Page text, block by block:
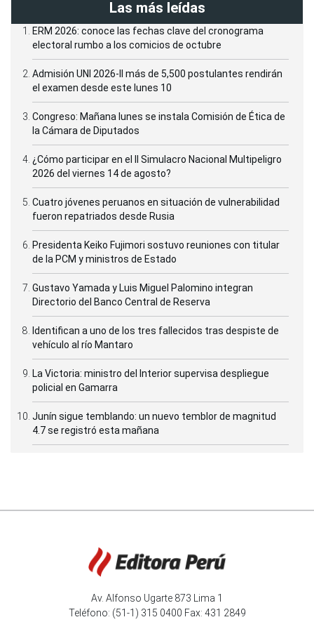
Las más leídas
ERM 2026: conoce las fechas clave del cronograma
electoral rumbo a los comicios de octubre
Admisión UNI 2026-II más de 5,500 postulantes rendirán
el examen desde este lunes 10
Congreso: Mañana lunes se instala Comisión de Ética de
la Cámara de Diputados
¿Cómo participar en el II Simulacro Nacional Multipeligro
2026 del viernes 14 de agosto?
Cuatro jóvenes peruanos en situación de vulnerabilidad
fueron repatriados desde Rusia
Presidenta Keiko Fujimori sostuvo reuniones con titular
de la PCM y ministros de Estado
Gustavo Yamada y Luis Miguel Palomino integran
Directorio del Banco Central de Reserva
Identifican a uno de los tres fallecidos tras despiste de
vehículo al río Mantaro
La Victoria: ministro del Interior supervisa despliegue
policial en Gamarra
Junín sigue temblando: un nuevo temblor de magnitud
4.7 se registró esta mañana
Av. Alfonso Ugarte 873 Lima 1
Teléfono: (51-1) 315 0400 Fax: 431 2849